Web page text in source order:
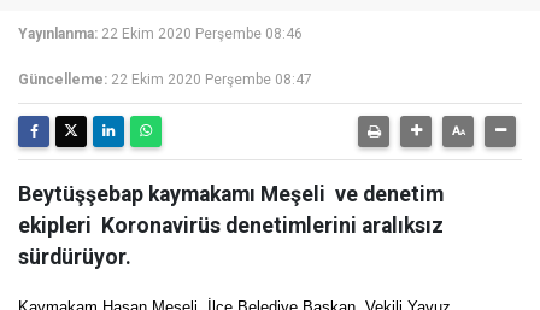
Yayınlanma: 22 Ekim 2020 Perşembe 08:46
Güncelleme: 22 Ekim 2020 Perşembe 08:47
Beytüşşebap kaymakamı Meşeli ve denetim
ekipleri Koronavirüs denetimlerini aralıksız
sürdürüyor.